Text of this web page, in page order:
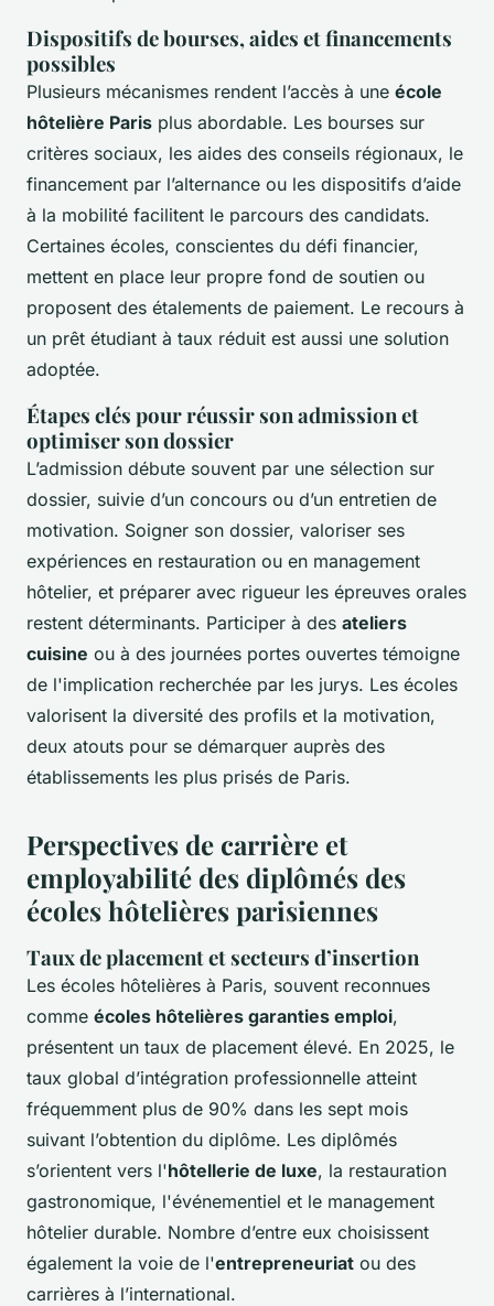
Dispositifs de bourses, aides et financements
possibles
Plusieurs mécanismes rendent l’accès à une école
hôtelière Paris plus abordable. Les bourses sur
critères sociaux, les aides des conseils régionaux, le
financement par l’alternance ou les dispositifs d’aide
à la mobilité facilitent le parcours des candidats.
Certaines écoles, conscientes du défi financier,
mettent en place leur propre fond de soutien ou
proposent des étalements de paiement. Le recours à
un prêt étudiant à taux réduit est aussi une solution
adoptée.
Étapes clés pour réussir son admission et
optimiser son dossier
L’admission débute souvent par une sélection sur
dossier, suivie d’un concours ou d’un entretien de
motivation. Soigner son dossier, valoriser ses
expériences en restauration ou en management
hôtelier, et préparer avec rigueur les épreuves orales
restent déterminants. Participer à des ateliers
cuisine ou à des journées portes ouvertes témoigne
de l'implication recherchée par les jurys. Les écoles
valorisent la diversité des profils et la motivation,
deux atouts pour se démarquer auprès des
établissements les plus prisés de Paris.
Perspectives de carrière et
employabilité des diplômés des
écoles hôtelières parisiennes
Taux de placement et secteurs d’insertion
Les écoles hôtelières à Paris, souvent reconnues
comme écoles hôtelières garanties emploi,
présentent un taux de placement élevé. En 2025, le
taux global d’intégration professionnelle atteint
fréquemment plus de 90% dans les sept mois
suivant l’obtention du diplôme. Les diplômés
s’orientent vers l'hôtellerie de luxe, la restauration
gastronomique, l'événementiel et le management
hôtelier durable. Nombre d’entre eux choisissent
également la voie de l'entrepreneuriat ou des
carrières à l’international.